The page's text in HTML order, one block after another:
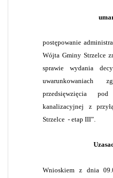
postępowanie
Wójta Gminy Strzelce
sprawie wydania
uwarunkowaniach
przedsięwzięcia
pod
kanalizacyjnej z
Strzelce - etap III”.
Wnioskiem z dnia